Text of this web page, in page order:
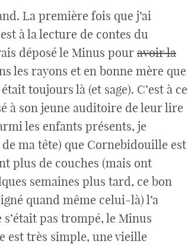
La première fois que j’ai
à la lecture de contes du
déposé le Minus pour avoir la
les rayons et en bonne mère que
toujours là (et sage). C’est à ce
à son jeune auditoire de leur lire
les enfants présents, je
ma tête) que Cornebidouille est
plus de couches (mais ont
semaines plus tard, ce bon
quand même celui-là) l’a
pas trompé, le Minus
est très simple, une vieille